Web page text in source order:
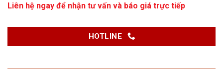
Liên hệ ngay để nhận tư vấn và báo giá trực tiếp
HOTLINE